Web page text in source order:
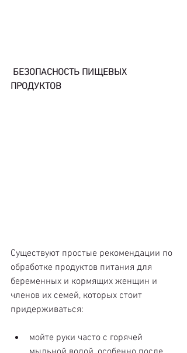
БЕЗОПАСНОСТЬ ПИЩЕВЫХ
ПРОДУКТОВ
Существуют простые рекомендации по
обработке продуктов питания для
беременных и кормящих женщин и
членов их семей, которых стоит
придерживаться:
​мойте руки часто с горячей